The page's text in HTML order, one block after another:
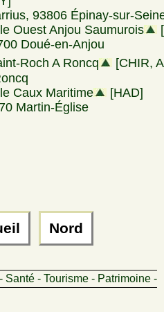
93806 Épinay-sur-
Ouest Anjou Saumurois
Doué-en-Anjou
Roch A Roncq
[CHIR,
Caux Maritime
[HAD]
Martin-Église
Nord
Santé - Tourisme - Patrimoine -